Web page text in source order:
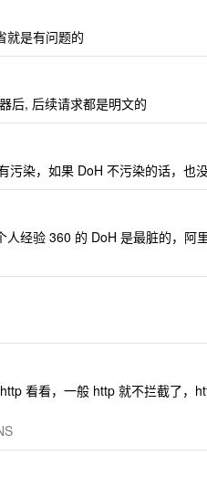
就是有问题的
后, 后续请求都是明文的
污染，如果 DoH 不污染的话，也
经验 360 的 DoH 是最脏的，阿
看看，一般 http 就不拦截了，